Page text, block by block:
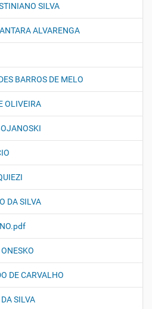
SILVA
ALVARENGA
BARROS DE MELO
OLIVEIRA
DA SILVA
DE CARVALHO
SILVA